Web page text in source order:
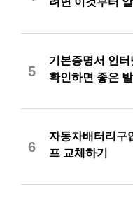
5
기본증명서 인터
확인하면 좋은
6
자동차배터리구
프 교체하기